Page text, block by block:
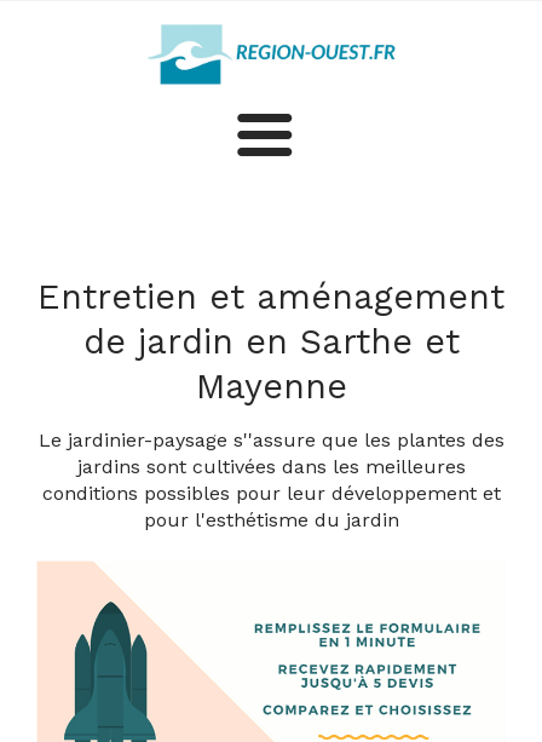
Jardiniers
Plus d'artisans et professionnels en Sarthe et Mayenne
Entretien et aménagement
de jardin en Sarthe et
Mayenne
Le jardinier-paysage s''assure que les plantes des
jardins sont cultivées dans les meilleures
conditions possibles pour leur développement et
pour l'esthétisme du jardin